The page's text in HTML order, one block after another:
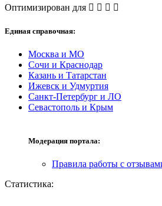
Оптимизирован для
Единая справочная:
Москва и МО
Сочи и Краснодар
Казань и Татарстан
Ижевск и Удмуртия
Санкт-Петербург и ЛО
Севастополь и Крым
Модерация портала:
Правила работы с
Статистика: